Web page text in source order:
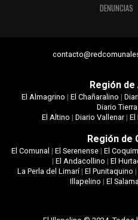
DENUNCIAS
Región de
El Almagrino | El Chañaralino |
Diario
El Altino | Diario Vallenar| El
Región de
El Comunal | El Serenense| El
| El Andacollino | El
La Perla del Limarí|El Punitaquino
Illapelino | El